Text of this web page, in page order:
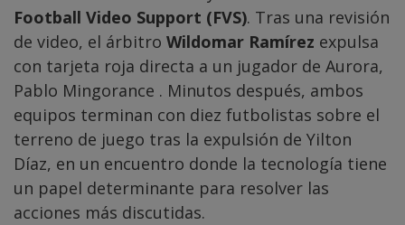
Football Video Support (FVS). Tras una revisión
de video, el árbitro Wildomar Ramírez expulsa
con tarjeta roja directa a un jugador de Aurora,
Pablo Mingorance . Minutos después, ambos
equipos terminan con diez futbolistas sobre el
terreno de juego tras la expulsión de Yilton
Díaz, en un encuentro donde la tecnología tiene
un papel determinante para resolver las
acciones más discutidas.